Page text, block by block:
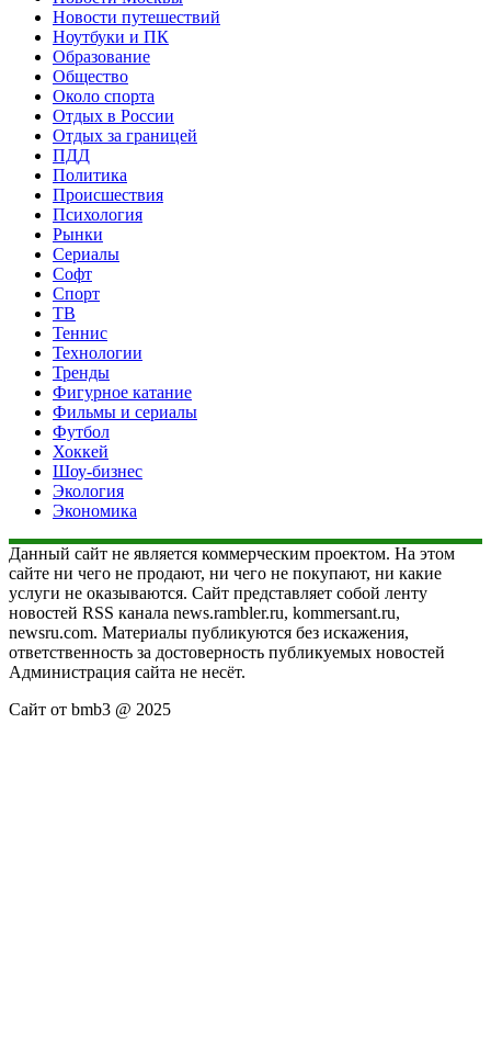
Новости путешествий
Ноутбуки и ПК
Образование
Общество
Около спорта
Отдых в России
Отдых за границей
ПДД
Политика
Происшествия
Психология
Рынки
Сериалы
Софт
Спорт
ТВ
Теннис
Технологии
Тренды
Фигурное катание
Фильмы и сериалы
Футбол
Хоккей
Шоу-бизнес
Экология
Экономика
Данный сайт не является коммерческим проектом. На этом
сайте ни чего не продают, ни чего не покупают, ни какие
услуги не оказываются. Сайт представляет собой ленту
новостей RSS канала news.rambler.ru, kommersant.ru,
newsru.com. Материалы публикуются без искажения,
ответственность за достоверность публикуемых новостей
Администрация сайта не несёт.
Сайт от bmb3 @ 2025